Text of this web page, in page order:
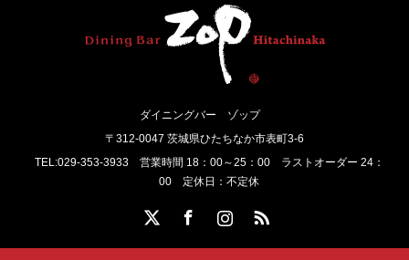
ダイニングバー ゾップ
〒312-0047 茨城県ひたちなか市表町3-6
TEL:029-353-3933 営業時間 18：00～25：00 ラストオーダー 24：
00 定休日：不定休
InstagramRSS